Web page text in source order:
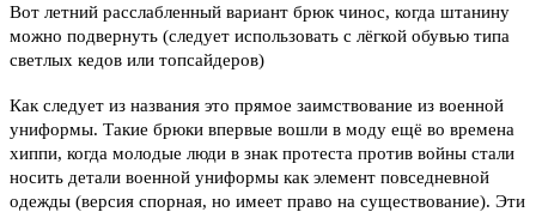
Вот летний расслабленный вариант брюк чинос, когда штанину
можно подвернуть (следует использовать с лёгкой обувью типа
светлых кедов или топсайдеров)
Как следует из названия это прямое заимствование из военной
униформы. Такие брюки впервые вошли в моду ещё во времена
хиппи, когда молодые люди в знак протеста против войны стали
носить детали военной униформы как элемент повседневной
одежды (версия спорная, но имеет право на существование). Эти